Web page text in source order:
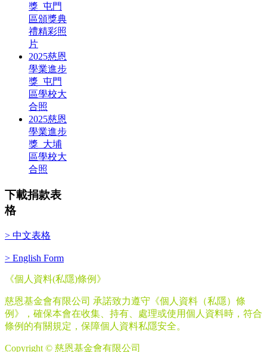
獎_屯門
區頒獎典
禮精彩照
片
2025慈恩
學業進步
獎_屯門
區學校大
合照
2025慈恩
學業進步
獎_大埔
區學校大
合照
下載捐款表
格
> 中文表格
> English Form
《個人資料(私隱)條例》
慈恩基金會有限公司 承諾致力遵守《個人資料（私隱）條
例》，確保本會在收集、持有、處理或使用個人資料時，符合
條例的有關規定，保障個人資料私隱安全。
Copyright © 慈恩基金會有限公司